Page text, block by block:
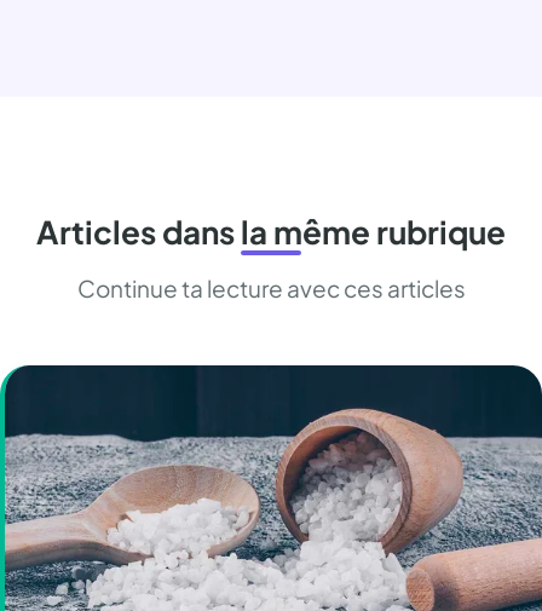
Articles dans la même rubrique
Continue ta lecture avec ces articles